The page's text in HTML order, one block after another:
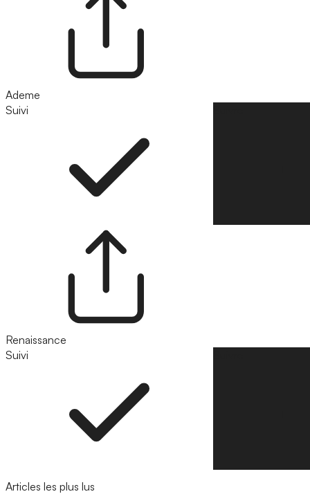
Ademe
Suivi
Renaissance
Suivi
Articles les plus lus